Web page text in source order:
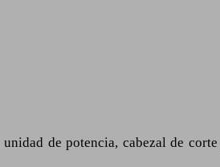
de potencia, cabezal de